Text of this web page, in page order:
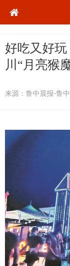
好吃又好玩
川“月亮猴
来源： 鲁中晨报-鲁